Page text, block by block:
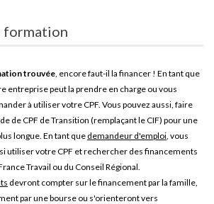
formation
trouvée, encore faut-il la financer ! En tant que
entreprise peut la prendre en charge ou vous
à utiliser votre CPF. Vous pouvez aussi, faire
de CPF de Transition (remplaçant le CIF) pour une
longue. En tant que demandeur d'emploi, vous
utiliser votre CPF et rechercher des financements
Travail ou du Conseil Régional.
devront compter sur le financement par la famille,
par une bourse ou s'orienteront vers